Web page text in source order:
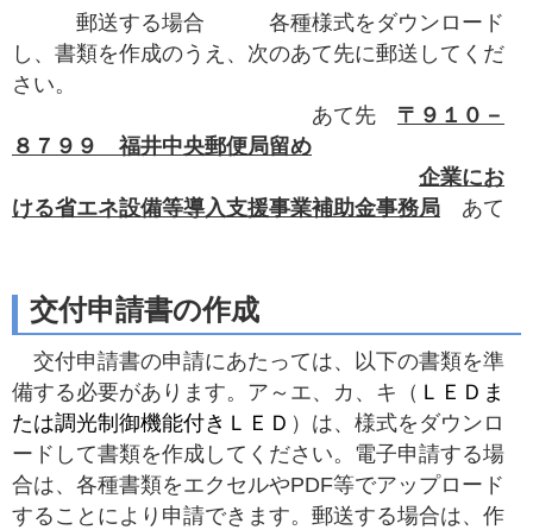
郵送する場合 各種様式をダウンロード
し、書類を作成のうえ、次のあて先に郵送してくだ
さい。
あて先 〒９１０－
８７９９ 福井中央郵便局留め
企業にお
ける省エネ設備等導入支援事業補助金事務局 あて
交付申請書の作成
交付申請書の申請にあたっては、以下の書類を準
備する必要があります。ア～エ、カ、キ（ ＬＥＤま
たは調光制御機能付きＬＥＤ ） は、様式をダウンロ
ードして書類を作成してください。電子申請する場
合は、各種書類をエクセルやPDF等でアップロード
することにより申請できます。郵送する場合は、作